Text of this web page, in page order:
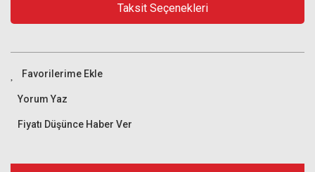
Taksit Seçenekleri
Yorum Yaz
Fiyatı Düşünce Haber Ver